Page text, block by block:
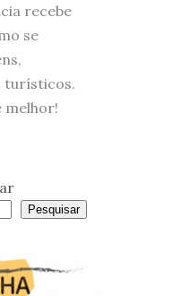
recebe
se
turísticos.
melhor!
Pesquisar